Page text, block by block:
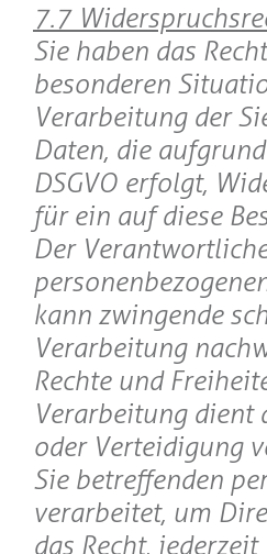
7.7
Sie haben das
besonderen
Verarbeitung der
Daten, die
DSGVO erfolgt,
für ein auf diese
Der
kann zwingende
Verarbeitung
Rechte und
Verarbeitung dient
oder Verteidigung
Sie betreffenden
verarbeitet, um
das Recht,